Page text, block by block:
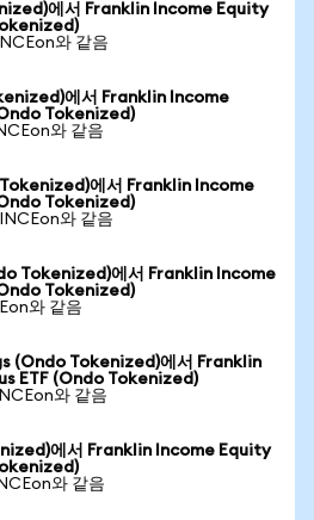
에서 Franklin Income Equity
와 같음
에서 Franklin Income
Tokenized)
와 같음
에서 Franklin Income
Tokenized)
와 같음
Tokenized)에서 Franklin Income
Tokenized)
와 같음
(Ondo Tokenized)에서 Franklin
ETF (Ondo Tokenized)
와 같음
에서 Franklin Income Equity
와 같음